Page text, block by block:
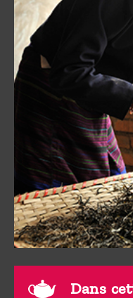
Dans